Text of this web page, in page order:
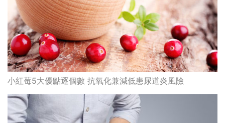
小紅莓5大優點逐個數 抗氧化兼減低患尿道炎風險